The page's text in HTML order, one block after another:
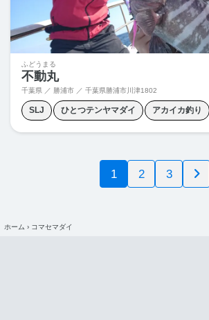
ふどうまる
不動丸
千葉県 ／ 勝浦市 ／ 千葉県勝浦市川津1802
SLJ ひとつテンヤマダイ アカイカ釣り
コマセイサキ コマセヒラマサ コマセマ
ショウサイフグ釣り ジギング ヒラメ釣
青物ジギング
1 2 3
ホーム › コマセマダイ